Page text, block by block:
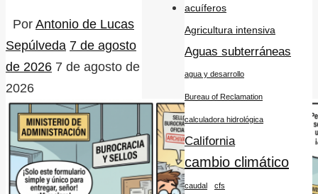
Por Antonio de Lucas
Sepúlveda 7 de agosto
de 2026 7 de agosto de
2026
acuíferos
Agricultura intensiva
Aguas subterráneas
agua y desarrollo
Bureau of Reclamation
calculadora hidrológica
California
cambio climático
caudal cfs